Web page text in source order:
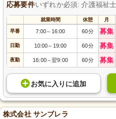
応募要件いずれか必須: 介護福祉
就業時間 休憩 月
早番 7:00～ 16:00 60分 募集
日勤 10:00～ 19:00 60分 募集
夜勤 16:00～翌9:00 60分 募集
お気に入り に追加
株式会社 サンブレラ